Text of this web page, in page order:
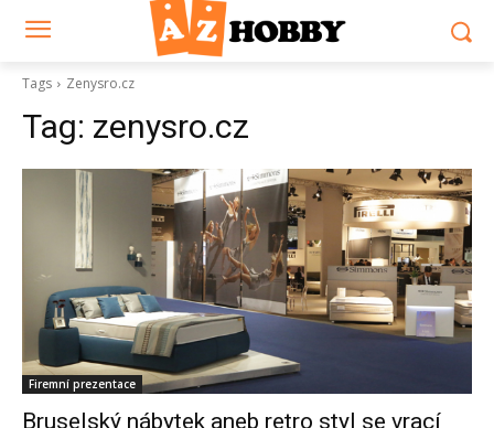
Tags Zenysro.cz
Tag: zenysro.cz
Firemní prezentace
Bruselský nábytek aneb retro styl se vrací